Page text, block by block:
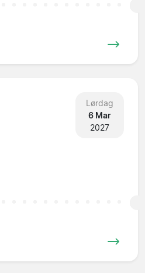
Lørdag
6 Mar
2027